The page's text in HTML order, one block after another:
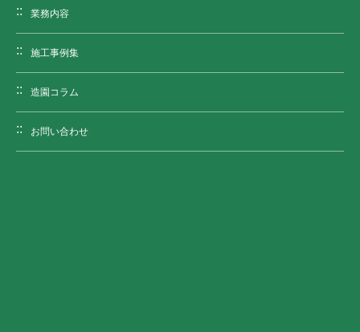
業務内容
施工事例集
造園コラム
お問い合わせ